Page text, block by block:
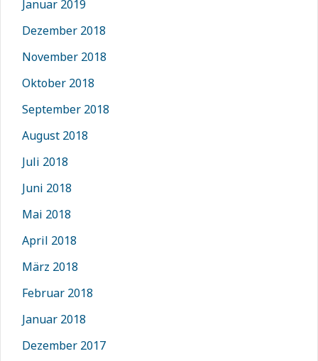
Januar 2019
Dezember 2018
November 2018
Oktober 2018
September 2018
August 2018
Juli 2018
Juni 2018
Mai 2018
April 2018
März 2018
Februar 2018
Januar 2018
Dezember 2017